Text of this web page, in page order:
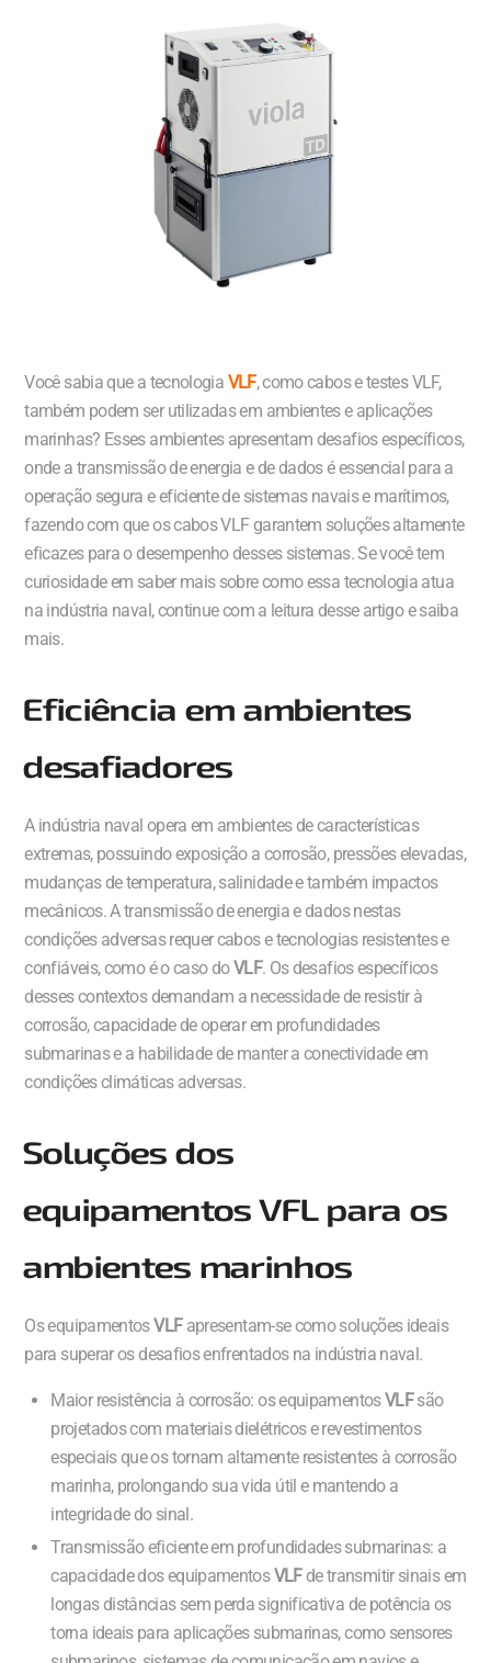
Você sabia que a tecnologia VLF, como cabos e testes VLF,
também podem ser utilizadas em ambientes e aplicações
marinhas? Esses ambientes apresentam desafios específicos,
onde a transmissão de energia e de dados é essencial para a
operação segura e eficiente de sistemas navais e marítimos,
fazendo com que os cabos VLF garantem soluções altamente
eficazes para o desempenho desses sistemas. Se você tem
curiosidade em saber mais sobre como essa tecnologia atua
na indústria naval, continue com a leitura desse artigo e saiba
mais.
Eficiência em ambientes
desafiadores
A indústria naval opera em ambientes de características
extremas, possuindo exposição a corrosão, pressões elevadas,
mudanças de temperatura, salinidade e também impactos
mecânicos. A transmissão de energia e dados nestas
condições adversas requer cabos e tecnologias resistentes e
confiáveis, como é o caso doVLF. Os desafios específicos
desses contextos demandam a necessidade de resistir à
corrosão, capacidade de operar em profundidades
submarinas e a habilidade de manter a conectividade em
condições climáticas adversas.
Soluções dos
equipamentos VFL para os
ambientes marinhos
Os equipamentosVLFapresentam-se como soluções ideais
para superar os desafios enfrentados na indústria naval.
Maior resistência à corrosão: os equipamentosVLFsão
projetados com materiais dielétricos e revestimentos
especiais que os tornam altamente resistentes à corrosão
marinha, prolongando sua vida útil e mantendo a
integridade do sinal.
Transmissão eficiente em profundidades submarinas: a
capacidade dos equipamentosVLFde transmitir sinais em
longas distâncias sem perda significativa de potência os
torna ideais para aplicações submarinas, como sensores